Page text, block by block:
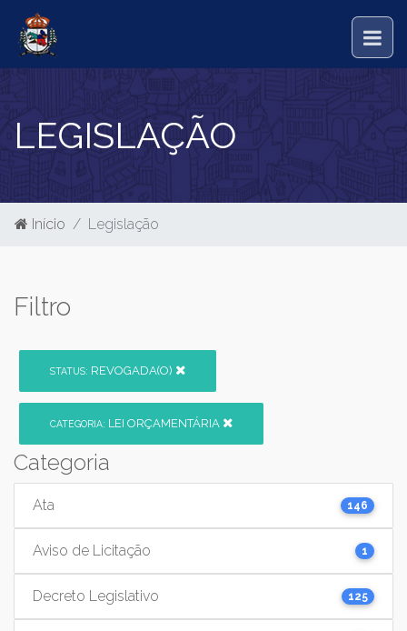
LEGISLAÇÃO
Início Legislação
Filtro
STATUS: REVOGADA(O)
CATEGORIA: LEI ORÇAMENTÁRIA
Categoria
Ata 146
Aviso de Licitação 1
Decreto Legislativo 125